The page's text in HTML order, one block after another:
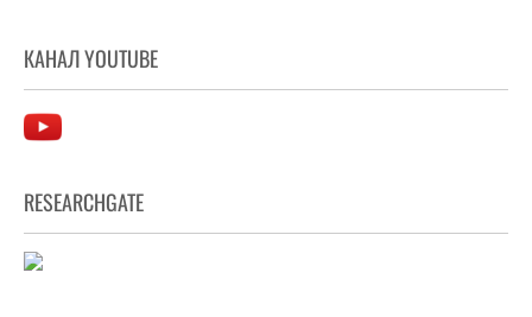
КАНАЛ YOUTUBE
RESEARCHGATE